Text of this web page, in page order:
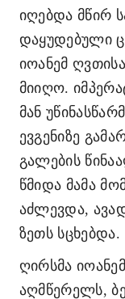
იღებდა მწირ
დაყუდებული
იოანემ
მიიღო.
მან
ევგენიზე
გალების
წმიდა მამა
აძლევდა,
ზეთს სცხებდა.
ღირსმა
აღმწერელს,